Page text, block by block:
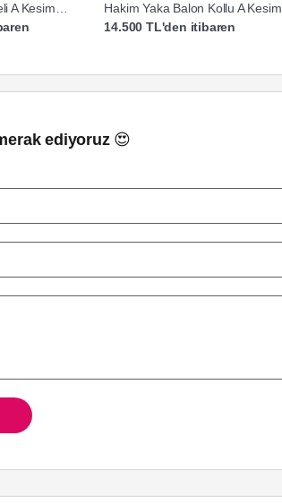
A Kesim
Hakim Yaka Balon Kollu A Kesim
Gelinlik
14.500 TL'den itibaren
ediyoruz 😍